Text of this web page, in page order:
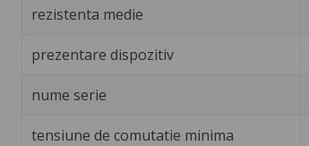
rezistenta medie
prezentare dispozitiv
nume serie
tensiune de comutatie minima